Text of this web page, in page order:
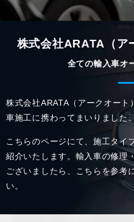
株式会社ARATA（ア
全ての輸入車オ
株式会社ARATA（アークオー
車施工に携わってまいりました
こちらのページにて、施工タイ
紹介いたします。 輸入車の修理
ございましたら、こちらを参考
い。